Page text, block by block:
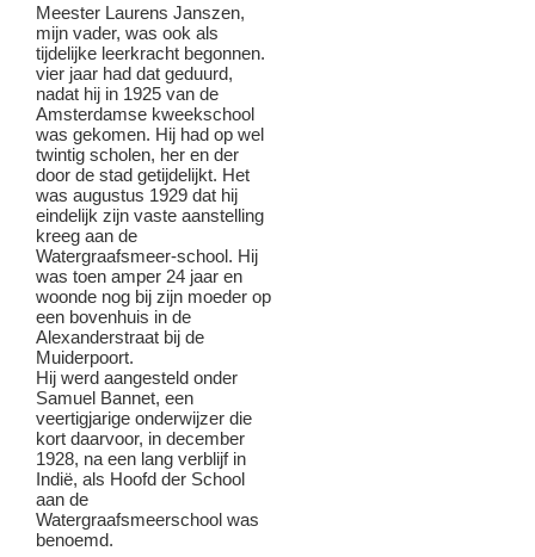
Meester Laurens Janszen,
mijn vader, was ook als
tijdelijke leerkracht begonnen.
vier jaar had dat geduurd,
nadat hij in 1925 van de
Amsterdamse kweekschool
was gekomen. Hij had op wel
twintig scholen, her en der
door de stad getijdelijkt. Het
was augustus 1929 dat hij
eindelijk zijn vaste aanstelling
kreeg aan de
Watergraafsmeer-school. Hij
was toen amper 24 jaar en
woonde nog bij zijn moeder op
een bovenhuis in de
Alexanderstraat bij de
Muiderpoort.
Hij werd aangesteld onder
Samuel Bannet, een
veertigjarige onderwijzer die
kort daarvoor, in december
1928, na een lang verblijf in
Indië, als Hoofd der School
aan de
Watergraafsmeerschool was
benoemd.